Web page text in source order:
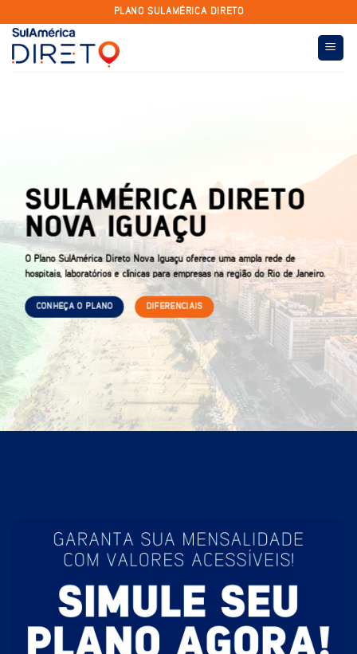
content
PLANO SULAMÉRICA DIRETO
SULAMÉRICA DIRETO
NOVA IGUAÇU
O Plano SulAmérica Direto Nova Iguaçu oferece uma ampla rede de
hospitais, laboratórios e clínicas para empresas na região do Rio de Janeiro.
CONHEÇA O PLANO DIFERENCIAIS